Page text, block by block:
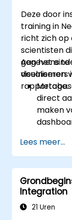
Deze door
training in
richt zich
scientisten
gegevens
visualiseren
rapportage.
Aan het
deelnemers
direct
maken
De
van SQL-
Lees meer...
Integration
21 Uren